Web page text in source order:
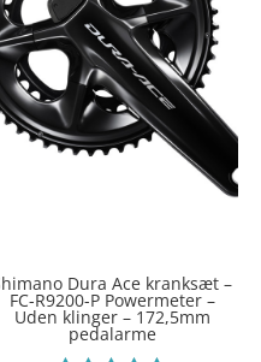
Dura Ace kranksæt –
FC-R9200-P Powermeter –
Uden klinger – 172,5mm
pedalarme